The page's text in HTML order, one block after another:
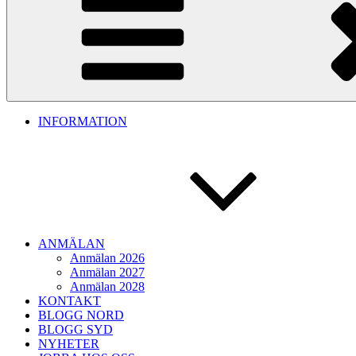
INFORMATION
ANMÄLAN
Anmälan 2026
Anmälan 2027
Anmälan 2028
KONTAKT
BLOGG NORD
BLOGG SYD
NYHETER